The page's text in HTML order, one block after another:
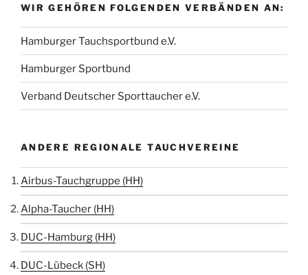
WIR GEHÖREN FOLGENDEN VERBÄNDEN AN:
Hamburger Tauchsportbund e.V.
Hamburger Sportbund
Verband Deutscher Sporttaucher e.V.
ANDERE REGIONALE TAUCHVEREINE
Airbus-Tauchgruppe (HH)
Alpha-Taucher (HH)
DUC-Hamburg (HH)
DUC-Lübeck (SH)